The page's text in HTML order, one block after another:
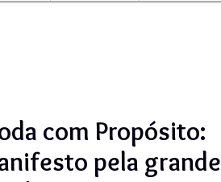
com Propósito:
pela grande